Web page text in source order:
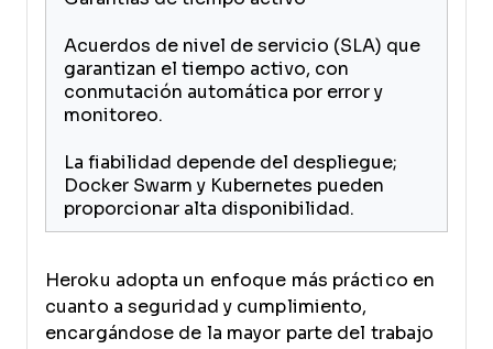
Acuerdos de nivel de servicio (SLA) que
garantizan el tiempo activo, con
conmutación automática por error y
monitoreo.
La fiabilidad depende del despliegue;
Docker Swarm y Kubernetes pueden
proporcionar alta disponibilidad.
Heroku adopta un enfoque más práctico en
cuanto a seguridad y cumplimiento,
encargándose de la mayor parte del trabajo